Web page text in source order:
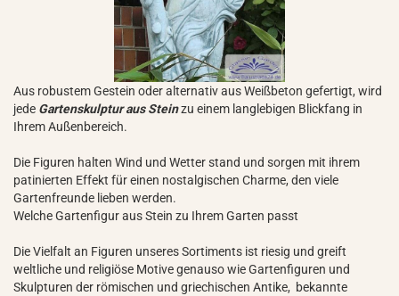
Aus robustem Gestein oder alternativ aus Weißbeton gefertigt, wird
jede Gartenskulptur aus Steinzu einem langlebigen Blickfang in
Ihrem Außenbereich.
Die Figuren halten Wind und Wetter stand und sorgen mit ihrem
patinierten Effekt für einen nostalgischen Charme, den viele
Gartenfreunde lieben werden.
Welche Gartenfigur aus Stein zu Ihrem Garten passt
Die Vielfalt an Figuren unseres Sortiments ist riesig und greift
weltliche und religiöse Motive genauso wie Gartenfiguren und
Skulpturen der römischen und griechischen Antike, bekannte